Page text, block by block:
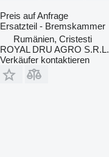
Preis auf Anfrage
Ersatzteil - Bremskammer
Rumänien, Cristesti
ROYAL DRU AGRO S.R.L.
Verkäufer kontaktieren